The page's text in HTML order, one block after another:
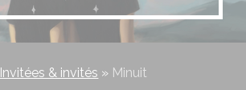
Invitées & invités » Minuit